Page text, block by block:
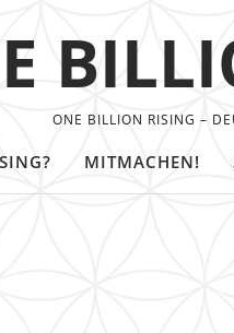
ONE BILLION RISING –
MITMACHEN!